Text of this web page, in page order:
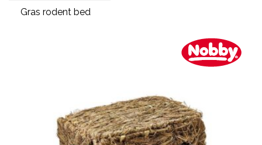
Gras rodent bed